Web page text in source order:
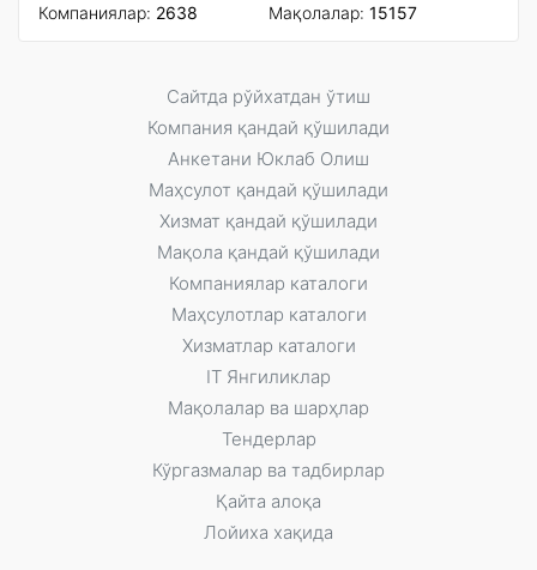
Компаниялар: 2638
Мақолалар: 15157
Сайтда рўйxатдан ўтиш
Компания қандай қўшилади
Анкетани Юклаб Олиш
Маҳсулот қандай қўшилади
Xизмат қандай қўшилади
Мақола қандай қўшилади
Компаниялар каталоги
Маҳсулотлар каталоги
Xизматлар каталоги
IT Янгиликлар
Мақолалар ва шарҳлар
Тендерлар
Кўргазмалар ва тадбирлар
Қайта алоқа
Лойиха хақида